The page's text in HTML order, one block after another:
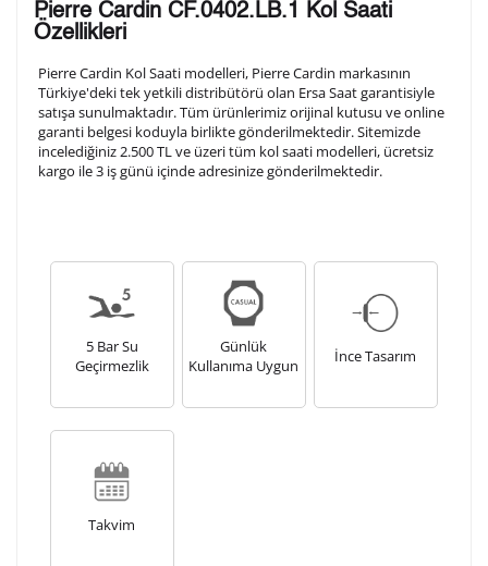
arka kapağına gravür tekniği ile formda belirtmiş
olduğunuz şekilde işlenecektir.
1. Satır
10/ 10
2. Satır
10/ 10
Lütfen font seçiniz
Kişiselleştirilmiş ürünlerin teslim süresi gravür işleme
sebebi ile 1-2 iş günü uzamaktadır. Gravür İşlemi
Pierre Cardin CF.0402.LB.1 Kol Saati
Özellikleri
Pierre Cardin Kol Saati modelleri, Pierre Cardin markasının
Türkiye'deki tek yetkili distribütörü olan Ersa Saat garantisiyle
satışa sunulmaktadır. Tüm ürünlerimiz orijinal kutusu ve online
garanti belgesi koduyla birlikte gönderilmektedir. Sitemizde
incelediğiniz 2.500 TL ve üzeri tüm kol saati modelleri, ücretsiz
kargo ile 3 iş günü içinde adresinize gönderilmektedir.
5 Bar Su
Geçirmezlik
Günlük
Kullanıma Uygun
İnce Tasarım
Takvim